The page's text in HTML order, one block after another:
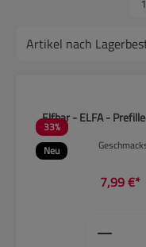
1
33%
Neu
Elfbar - ELFA -
7,99 €*